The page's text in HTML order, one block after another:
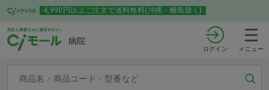
4,990円以上ご注文で送料無料(沖縄・離島除く)
病院
ログイン メニュー